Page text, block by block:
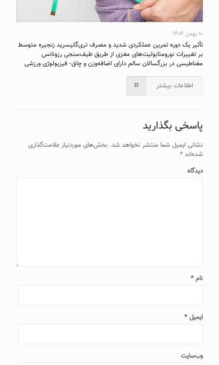
۱۰ بهمن ۱۴۰۴
تأثیر یک دوره تمرین عملکردی شدید و مصرف تری‌گلیسرید زنجیره متوسط
بر تغییرات نورومتابولیت‌های مغزی از طریق طیف‌سنجی رزونانس
مغناطیسی در بزرگسالان سالم دارای اضافه‌وزن و چاق- فیزیولوژی ورزشی
اطلاعات بیشتر
پاسخی بگذارید
نشانی ایمیل شما منتشر نخواهد شد. بخش‌های موردنیاز علامت‌گذاری
شده‌اند *
دیدگاه
نام *
ایمیل *
وب‌سایت